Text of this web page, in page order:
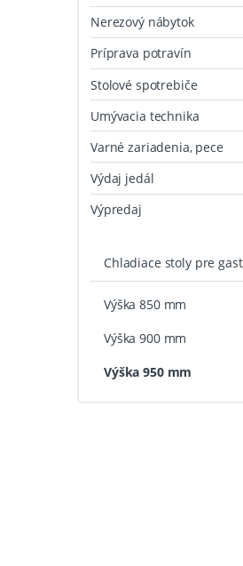
Nerezový nábytok
Príprava potravín
Stolové spotrebiče
Umývacia technika
Varné zariadenia, pece
Výdaj jedál
Výpredaj
Chladiace stoly pre
Výška 850 mm
Výška 900 mm
Výška 950 mm